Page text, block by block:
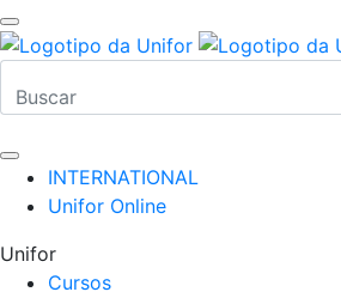
INTERNATIONAL
Unifor Online
Unifor
Cursos